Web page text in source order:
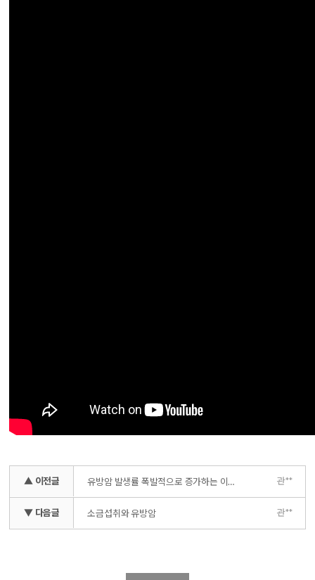
▲ 이전글 유방암 발생률 폭발적으로 증가하는 이유 관**
▼ 다음글 소금섭취와 유방암 관**